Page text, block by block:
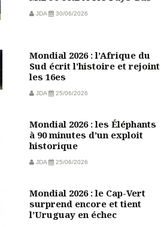
JDA 30/06/2026
Mondial 2026 : l’Afrique du
Sud écrit l’histoire et rejoint
les 16es
JDA 25/06/2026
Mondial 2026 : les Éléphants
à 90 minutes d’un exploit
historique
JDA 25/06/2026
Mondial 2026 : le Cap-Vert
surprend encore et tient
l’Uruguay en échec